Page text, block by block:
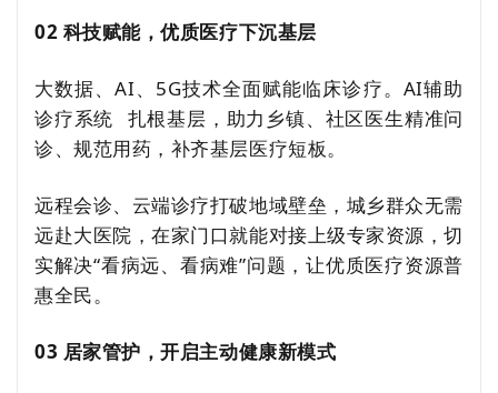
02 科技赋能，优质医疗下沉基层
大数据、AI、5G技术全面赋能临床诊疗。 AI辅助
诊疗系统
扎根基层，助力乡镇、社区医生精准问
诊、规范用药，补齐基层医疗短板。
远程会诊、云端诊疗打破地域壁垒，城乡群众无需
远赴大医院，在家门口就能对接上级专家资源，切
实解决“看病远、看病难”问题，让优质医疗资源普
惠全民。
03 居家管护，开启主动健康新模式